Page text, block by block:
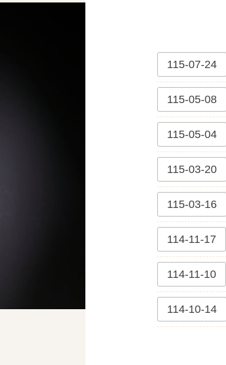
115-07-24
115-05-08
115-05-04
115-03-20
115-03-16
114-11-17
114-11-10
114-10-14